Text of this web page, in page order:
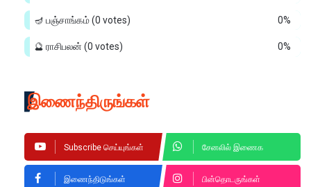
0%
🪔 பஞ்சாங்கம்(0 votes)
0%
🔮 ராசிபலன் (0 votes)
இணைந்திருங்கள்
Subscribe செய்யுங்கள் சேனலில் இணைக
இணைந்திடுங்கள் பின்தொடருங்கள்